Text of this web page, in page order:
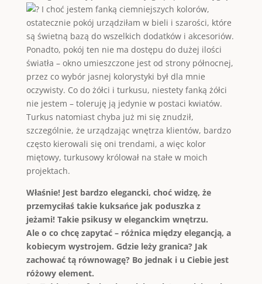
I choć jestem fanką ciemniejszych kolorów,
ostatecznie pokój urządziłam w bieli i szarości, które
są świetną bazą do wszelkich dodatków i akcesoriów.
Ponadto, pokój ten nie ma dostępu do dużej ilości
światła – okno umieszczone jest od strony północnej,
przez co wybór jasnej kolorystyki był dla mnie
oczywisty. Co do żółci i turkusu, niestety fanką żółci
nie jestem – toleruję ją jedynie w postaci kwiatów.
Turkus natomiast chyba już mi się znudził,
szczególnie, że urządzając wnętrza klientów, bardzo
często kierowali się oni trendami, a więc kolor
miętowy, turkusowy królował na stałe w moich
projektach.
Właśnie! Jest bardzo elegancki, choć widzę, że
przemyciłaś takie kuksańce jak poduszka z
jeżami! Takie psikusy w eleganckim wnętrzu.
Ale o co chcę zapytać – różnica między elegancją, a
kobiecym wystrojem. Gdzie leży granica? Jak
zachować tą równowagę? Bo jednak i u Ciebie jest
różowy element.